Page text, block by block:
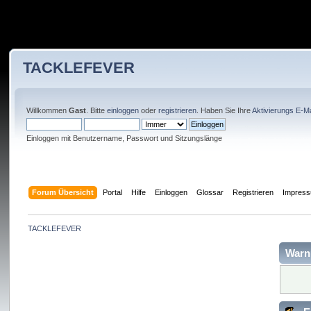
TACKLEFEVER
WillkommenGast . Bitteeinloggen oderregistrieren . Haben Sie IhreAktivierungs E-
Einloggen mit Benutzername, Passwort und Sitzungslänge
Forum Übersicht Portal Hilfe Einloggen Glossar Registrieren
TACKLEFEVER